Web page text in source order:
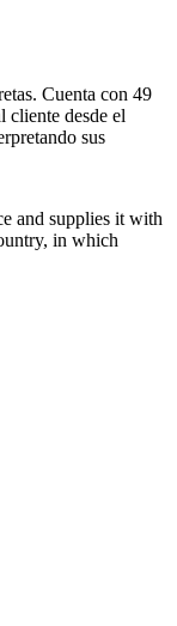
Cuenta con 49
cliente desde el
sus
and supplies it with
in which